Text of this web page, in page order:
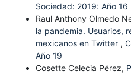
Sociedad: 2019: Año 16
Raul Anthony Olmedo
la pandemia. Usuarios,
mexicanos en Twitter ,
Año 19
Cosette Celecia Pérez,